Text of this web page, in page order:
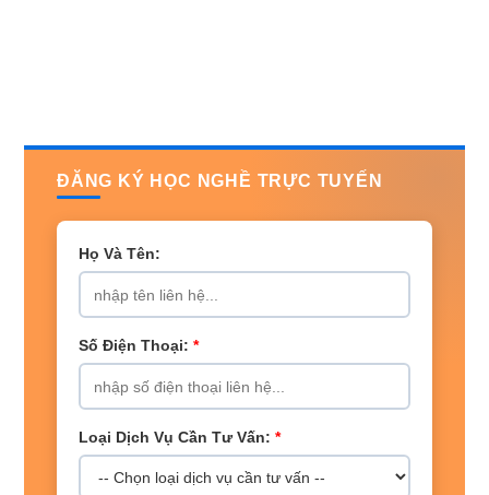
ĐĂNG KÝ HỌC NGHỀ TRỰC TUYẾN
Họ Và Tên:
Số Điện Thoại: *
Loại Dịch Vụ Cần Tư Vấn: *